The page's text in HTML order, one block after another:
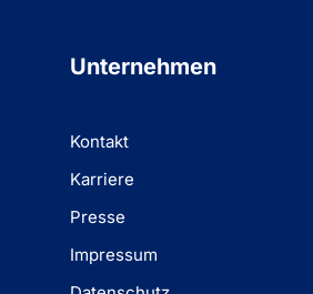
Unternehmen
Kontakt
Karriere
Presse
Impressum